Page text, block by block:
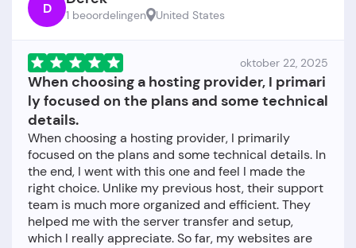
D 1 beoordelingen United States
oktober 22, 2025
When choosing a hosting provider, I primari
ly focused on the plans and some technical
details.
When choosing a hosting provider, I primarily
focused on the plans and some technical details. In
the end, I went with this one and feel I made the
right choice. Unlike my previous host, their support
team is much more organized and efficient. They
helped me with the server transfer and setup,
which I really appreciate. So far, my websites are